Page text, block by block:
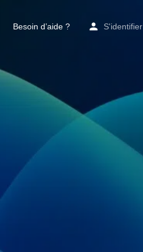
Besoin d’aide ? S'identifier